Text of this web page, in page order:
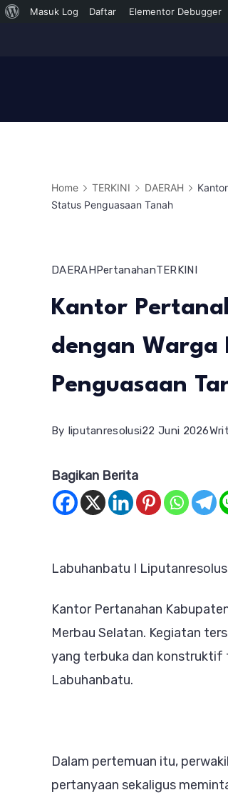
Tentang
Masuk Log Daftar Elementor Debugger
Home TERKINI DAERAH
Status Penguasaan Tanah
DAERAHPertanahanTERKINI
Kantor
dengan Warga
Penguasaan
By liputanresolusi22 Juni 2026
Bagikan Berita
Labuhanbatu I
Kantor Pertanahan
Merbau Selatan. Kegiatan
yang terbuka dan konstruktif
Labuhanbatu.
Dalam pertemuan itu,
pertanyaan sekaligus